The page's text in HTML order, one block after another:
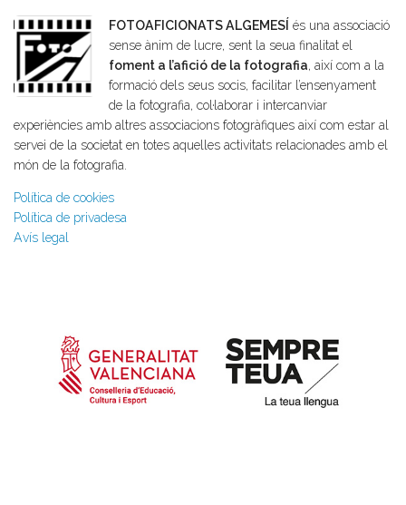
FOTOAFICIONATS ALGEMESÍ és una associació
sense ànim de lucre, sent la seua finalitat el
foment a l’afició de la fotografia, així com a la
formació dels seus socis, facilitar l’ensenyament
de la fotografia, col·laborar i intercanviar
experiències amb altres associacions fotogràfiques així com estar al
servei de la societat en totes aquelles activitats relacionades amb el
món de la fotografia.
Política de cookies
Política de privadesa
Avís legal